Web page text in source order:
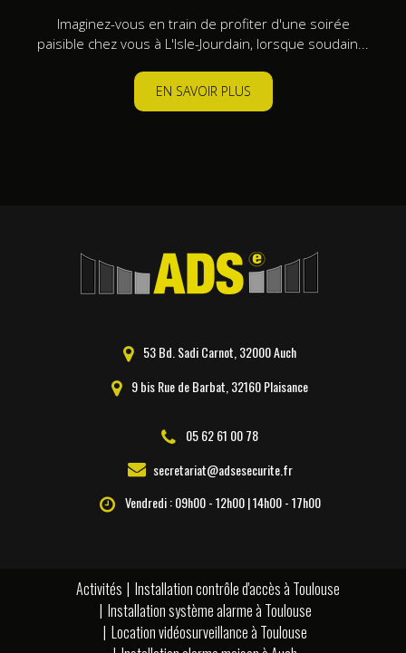
Imaginez-vous en train de profiter d'une soirée
paisible chez vous à L'Isle-Jourdain, lorsque soudain...
EN SAVOIR PLUS
05 62 61 00 78
secretariat@adsesecurite.fr
Vendredi : 09h00 - 12h00 | 14h00 - 17h00
53 Bd. Sadi Carnot, 32000 Auch
9 bis Rue de Barbat, 32160 Plaisance
Activités
Installation contrôle d'accès à Toulouse
Installation système alarme à Toulouse
Location vidéosurveillance à Toulouse